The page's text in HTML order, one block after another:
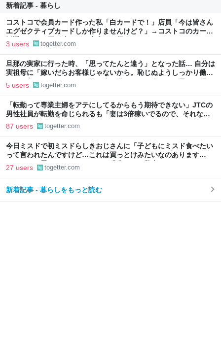
新着記事 - 暮らし
コストコで会員カード作った私「白カードで！」店員「今は皆さん
エグゼクティブカードしか作りませんけど？」→コストコのカード
勧誘はやたら圧が強いが、本当にお得なの？
3 users togetter.com
旦那の実家に行った時、「思ってたんと違う」となった話… 自分は
実祖母に「嫁いだらお客様じゃないから。恥じぬようしっかり働
け」と言われていたので、嫁ぎ先で嫌われたら終わりと思い、張り
5 users togetter.com
「転勤って専業主婦をアテにしてるからもう期待できない」JTCの
男性社員が転勤を命じられるも「妻は3倍稼いでるので、それなら
辞める」と言ったら、転勤がなくなった
87 users togetter.com
今日ミスドで初ミスドらしきおじさんに「子どもにミスド食べたい
って言われたんですけど…これは買っとけみたいなのあります
か…？」と尋ねられるイベントが発生して、興奮した
27 users togetter.com
新着記事 - 暮らしをもっと読む